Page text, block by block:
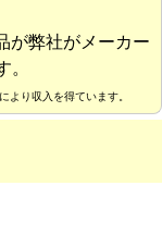
が弊社がメーカー
。
より収入を得ています。